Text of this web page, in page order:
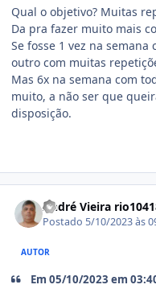
Qual o objetivo? Muitas
Da pra fazer muito mais
Se fosse 1 vez na
outro com muitas
Mas 6x na semana com
muito, a não ser que
disposição.
André Vieira
Postado 5/10/2023 às
AUTOR
Em 05/10/2023 em